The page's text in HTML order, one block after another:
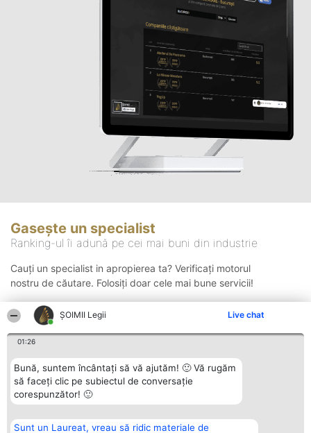
ȘOIMII Legii Live chat
01:26
Bună, suntem încântați să vă ajutăm! 🙂 Vă rugăm
să faceți clic pe subiectul de conversație
corespunzător! 🙂
Sunt un Laureat, vreau să ridic materiale de
Gasește un specialist
Ranking-ul îi adună pe cei mai buni din industrie
Cauți un specialist in apropierea ta? Verificați motorul
nostru de căutare. Folosiți doar cele mai bune servicii!
Organizator Ranking Plebiscyt Contact